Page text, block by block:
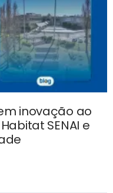
inovação ao
SENAI e